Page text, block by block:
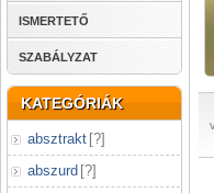
ISMERTETŐ
SZABÁLYZAT
KATEGÓRIÁK
absztrakt [?]
abszurd [?]